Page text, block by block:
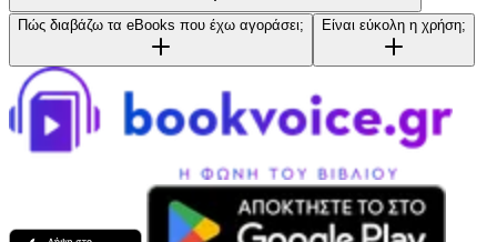
Πώς διαβάζω τα eBooks που έχω αγοράσει; Είναι εύκολη η χρήση;